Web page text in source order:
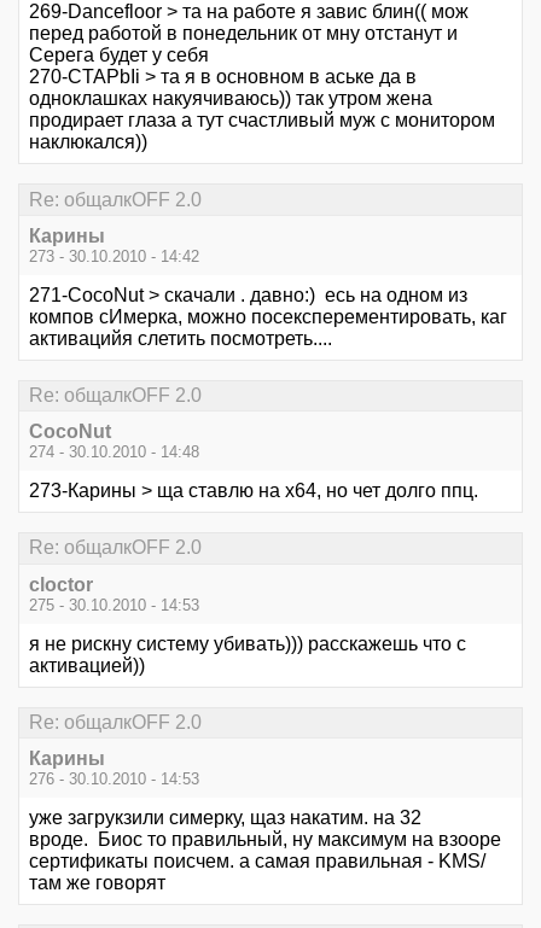
269-Dancefloor > та на работе я завис блин(( мож
перед работой в понедельник от мну отстанут и
Серега будет у себя
270-CTAPbIi > та я в основном в аське да в
одноклашках накуячиваюсь)) так утром жена
продирает глаза а тут счастливый муж с монитором
наклюкался))
Re: общалкOFF 2.0
Карины
273 - 30.10.2010 - 14:42
271-CocoNut > скачали . давно:) есь на одном из
компов сИмерка, можно посексперементировать, каг
активацийя слетить посмотреть....
Re: общалкOFF 2.0
CocoNut
274 - 30.10.2010 - 14:48
273-Карины > ща ставлю на х64, но чет долго ппц.
Re: общалкOFF 2.0
cloctor
275 - 30.10.2010 - 14:53
я не рискну систему убивать))) расскажешь что с
активацией))
Re: общалкOFF 2.0
Карины
276 - 30.10.2010 - 14:53
уже загрукзили симерку, щаз накатим. на 32
вроде. Биос то правильный, ну максимум на взооре
сертификаты поисчем. а самая правильная - KMS/
там же говорят